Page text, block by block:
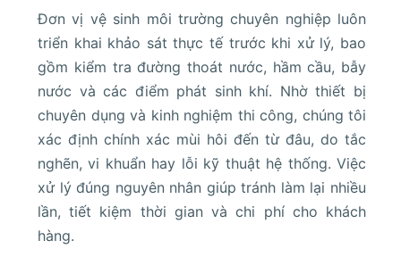
Đơn vị vệ sinh môi trường chuyên nghiệp luôn
triển khai khảo sát thực tế trước khi xử lý, bao
gồm kiểm tra đường thoát nước, hầm cầu, bẫy
nước và các điểm phát sinh khí. Nhờ thiết bị
chuyên dụng và kinh nghiệm thi công, chúng tôi
xác định chính xác mùi hôi đến từ đâu, do tắc
nghẽn, vi khuẩn hay lỗi kỹ thuật hệ thống. Việc
xử lý đúng nguyên nhân giúp tránh làm lại nhiều
lần, tiết kiệm thời gian và chi phí cho khách
hàng.